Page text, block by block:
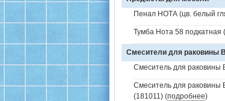
Пенал НОТА (цв. белый
Тумба Нота 58 подкатная
Смесители для раковины
Смеситель для раковины
Смеситель для раковины
(181011) (подробнее)